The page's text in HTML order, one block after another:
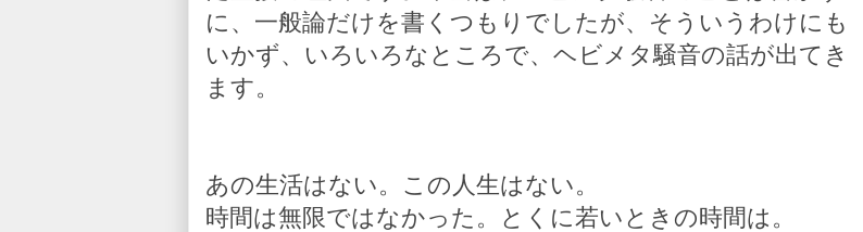
に、一般論だけを書くつもりでしたが、そういうわけにも
いかず、いろいろなところで、ヘビメタ騒音の話が出てき
ます。
あの生活はない。この人生はない。
時間は無限ではなかった。とくに若いときの時間は。